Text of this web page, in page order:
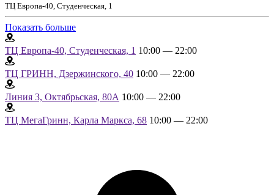
ТЦ Европа-40, Студенческая, 1
Показать больше
ТЦ Европа-40, Студенческая, 1 10:00 — 22:00
ТЦ ГРИНН, Дзержинского, 40 10:00 — 22:00
Линия 3, Октябрьская, 80А 10:00 — 22:00
ТЦ МегаГринн, Карла Маркса, 68 10:00 — 22:00